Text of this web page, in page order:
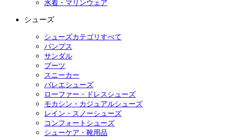
水着・マリンウェア
シューズ
シューズカテゴリすべて
パンプス
サンダル
ブーツ
スニーカー
バレエシューズ
ローファー・ドレスシューズ
モカシン・カジュアルシューズ
レイン・スノーシューズ
コンフォートシューズ
シューケア・靴用品